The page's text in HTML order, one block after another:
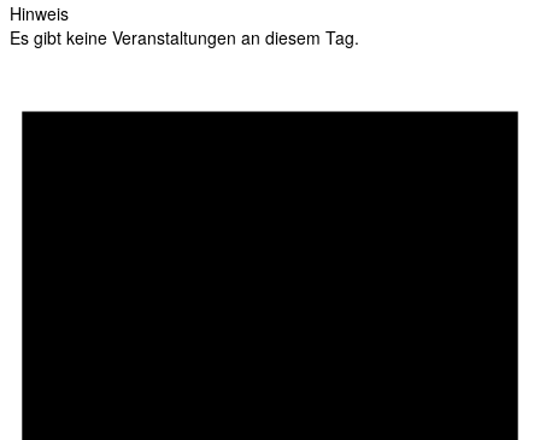
Hinweis
Es gibt keine Veranstaltungen an diesem Tag.